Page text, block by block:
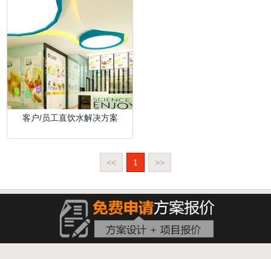
客户/员工直饮水解决方案
<< 1 >>